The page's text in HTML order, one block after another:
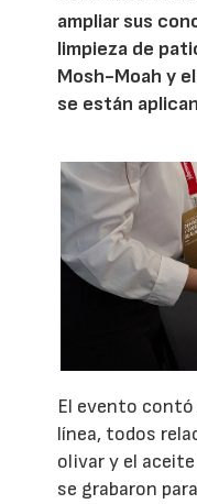
ampliar sus
limpieza de
Mosh-Moah y
se están
El evento
línea, todos
olivar y el
se grabaron